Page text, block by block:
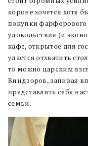
короне хочется хотя
покупки
удовольствия (и
кафе, открытое для
удастся отхватить
то можно царским
Виндзоров, запивая
представлять себя
семьи.